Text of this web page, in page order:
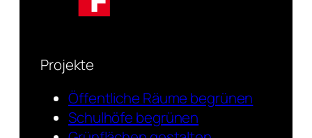
Projekte
Öffentliche Räume begrünen
Schulhöfe begrünen